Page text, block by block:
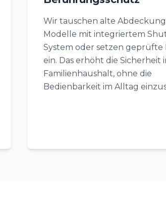
Wir tauschen alte
Modelle mit integriertem
System oder setzen geprüfte
ein. Das erhöht die Sicherheit
Familienhaushalt, ohne die
Bedienbarkeit im Alltag